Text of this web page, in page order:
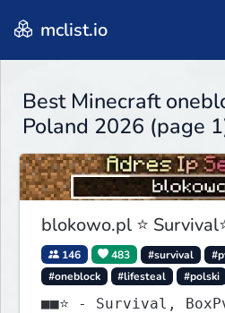
mclist.io
Best Minecraft
Poland 2026 (page
blokowo.pl ⭐
146 483 #survival
#oneblock
#lifesteal #polski
■■⭐ - Survival, BoxPvP, OneBlock